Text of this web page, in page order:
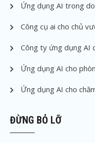
Ứng dụng AI trong
Công cụ ai cho chủ
Công ty ứng dụng AI
Ứng dụng AI cho
Ứng dụng AI cho
ĐỪNG BỎ LỠ